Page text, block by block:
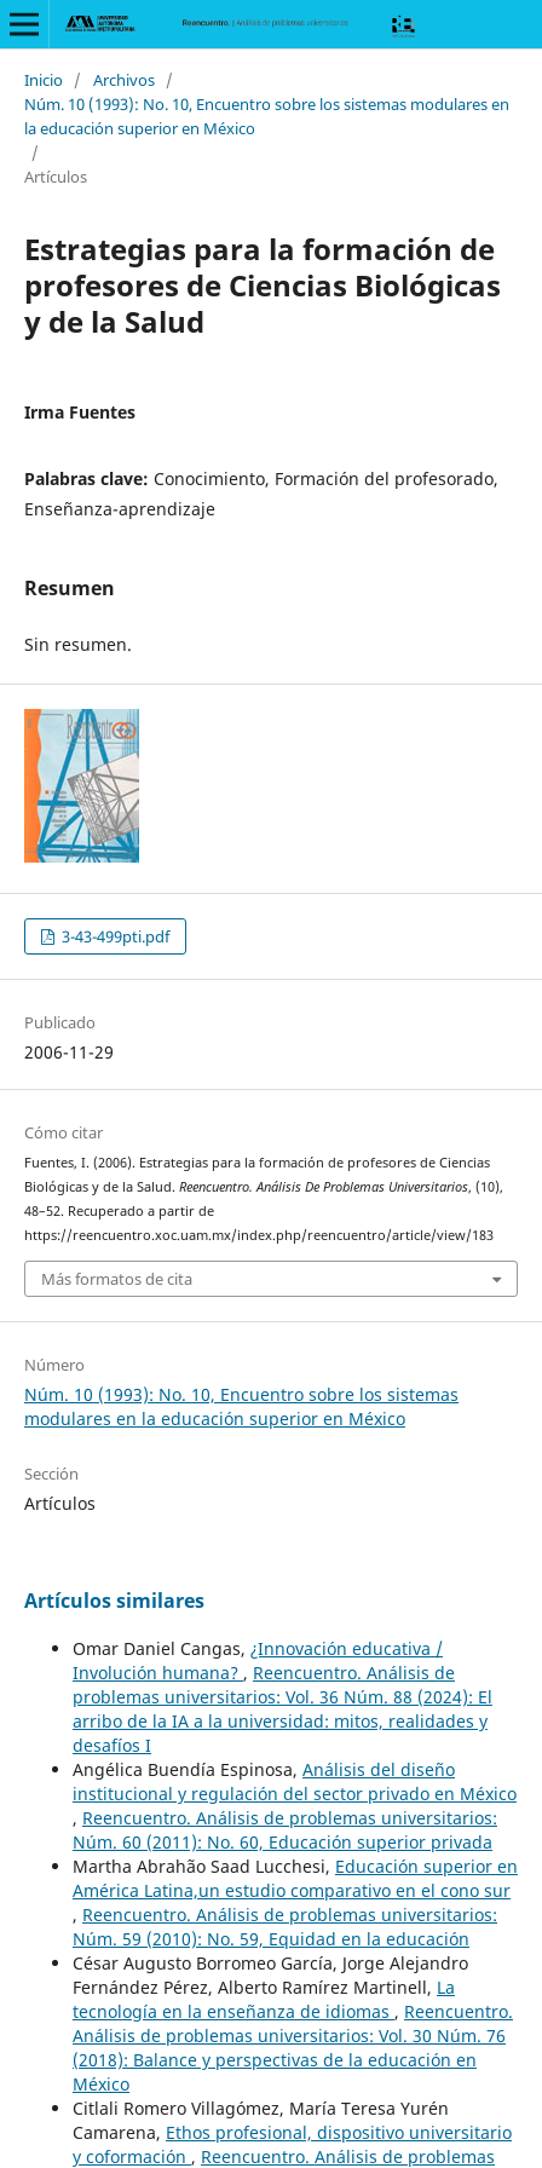
Inicio / Archivos /
Núm. 10 (1993): No. 10, Encuentro sobre los sistemas modulares en
la educación superior en México
/
Artículos
Estrategias para la formación de
profesores de Ciencias Biológicas
y de la Salud
Irma Fuentes
Palabras clave: Conocimiento, Formación del profesorado,
Enseñanza-aprendizaje
Resumen
Sin resumen.
3-43-499pti.pdf
Publicado
2006-11-29
Cómo citar
Fuentes, I. (2006). Estrategias para la formación de profesores de Ciencias
Biológicas y de la Salud. Reencuentro. Análisis De Problemas Universitarios, (10),
48–52. Recuperado a partir de
https://reencuentro.xoc.uam.mx/index.php/reencuentro/article/view/183
Más formatos de cita
Número
Núm. 10 (1993): No. 10, Encuentro sobre los sistemas
modulares en la educación superior en México
Sección
Artículos
Artículos similares
Omar Daniel Cangas, ¿Innovación educativa /
Involución humana? , Reencuentro. Análisis de
problemas universitarios: Vol. 36 Núm. 88 (2024): El
arribo de la IA a la universidad: mitos, realidades y
desafíos I
Angélica Buendía Espinosa, Análisis del diseño
institucional y regulación del sector privado en México
, Reencuentro. Análisis de problemas universitarios:
Núm. 60 (2011): No. 60, Educación superior privada
Martha Abrahão Saad Lucchesi, Educación superior en
América Latina,un estudio comparativo en el cono sur
, Reencuentro. Análisis de problemas universitarios:
Núm. 59 (2010): No. 59, Equidad en la educación
César Augusto Borromeo García, Jorge Alejandro
Fernández Pérez, Alberto Ramírez Martinell, La
tecnología en la enseñanza de idiomas , Reencuentro.
Análisis de problemas universitarios: Vol. 30 Núm. 76
(2018): Balance y perspectivas de la educación en
México
Citlali Romero Villagómez, María Teresa Yurén
Camarena, Ethos profesional, dispositivo universitario
y coformación , Reencuentro. Análisis de problemas